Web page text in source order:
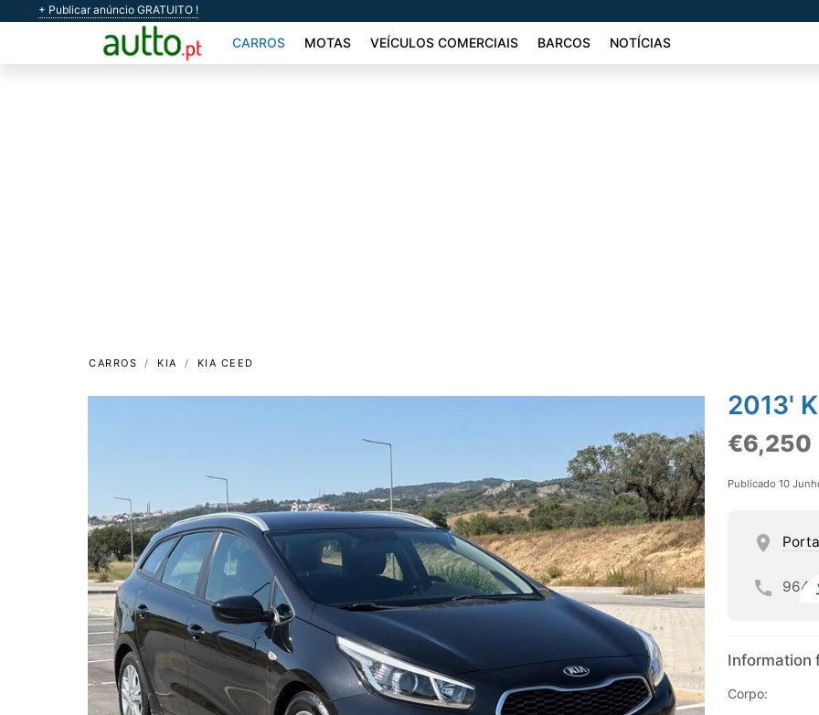
+ Publicar anúncio GRATUITO !
CARROS MOTAS VEÍCULOS COMERCIAIS BARCOS NOTÍCIAS
CARROS KIA KIA CEED
2013'
€6,250
Publicado 10
964
Information
Corpo: